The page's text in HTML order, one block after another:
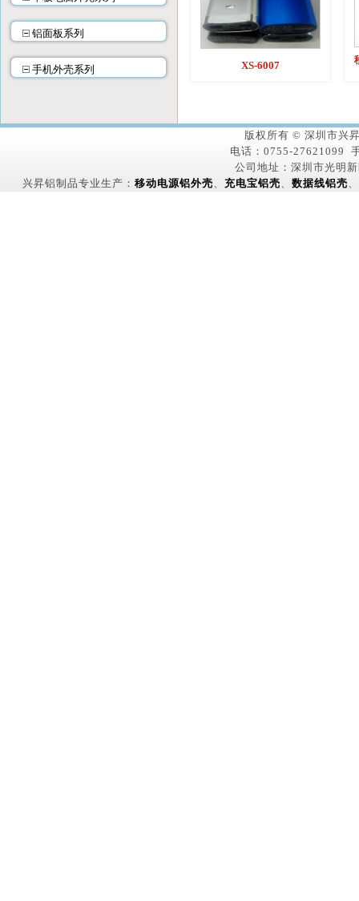
铝面板系列
手机外壳系列 XS-6007
版权所有 © 深圳市兴
电话：0755-27621099
公司地址：深圳市光明
兴昇铝制品专业生产： 移动电源铝外壳、 充电宝铝壳、 数据线铝壳